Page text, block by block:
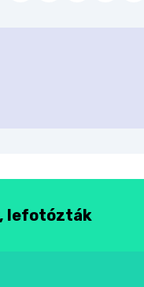
lefotózták